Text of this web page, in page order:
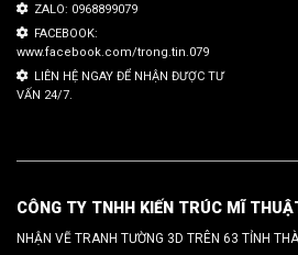
ZALO: 0968899079
FACEBOOK:
www.facebook.com/trong.tin.079
LIÊN HỆ NGAY ĐỂ NHẬN ĐƯỢC TƯ
VẤN 24/7.
CÔNG TY TNHH KIẾN TRÚC MĨ
NHẬN VẼ TRANH TƯỜNG 3D TRÊN 63 TỈNH